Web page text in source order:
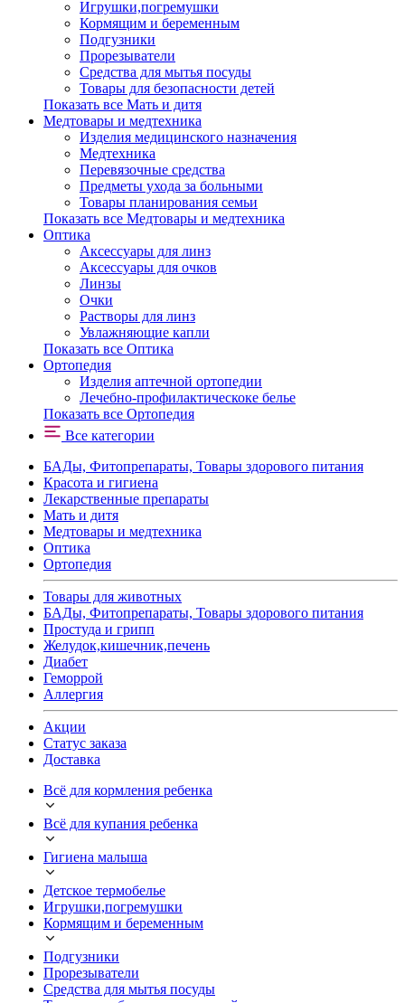
Игрушки,погремушки
Кормящим и беременным
Подгузники
Прорезыватели
Средства для мытья посуды
Товары для безопасности детей
Показать все Мать и дитя
Медтовары и медтехника
Изделия медицинского назначения
Медтехника
Перевязочные средства
Предметы ухода за больными
Товары планирования семьи
Показать все Медтовары и медтехника
Оптика
Аксессуары для линз
Аксессуары для очков
Линзы
Очки
Растворы для линз
Увлажняющие капли
Показать все Оптика
Ортопедия
Изделия аптечной ортопедии
Лечебно-профилактическоке белье
Показать все Ортопедия
Все категории
БАДы, Фитопрепараты, Товары здорового питания
Красота и гигиена
Лекарственные препараты
Мать и дитя
Медтовары и медтехника
Оптика
Ортопедия
Товары для животных
БАДы, Фитопрепараты, Товары здорового питания
Простуда и грипп
Желудок,кишечник,печень
Диабет
Геморрой
Аллергия
Акции
Статус заказа
Доставка
Всё для кормления ребенка
Всё для купания ребенка
Гигиена малыша
Детское термобелье
Игрушки,погремушки
Кормящим и беременным
Подгузники
Прорезыватели
Средства для мытья посуды